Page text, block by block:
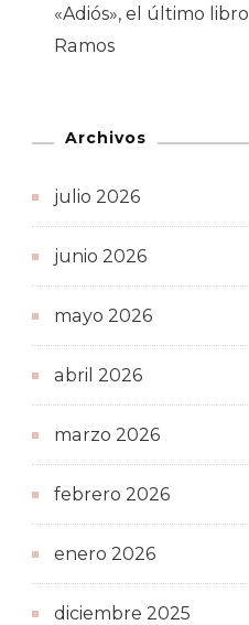
«Adiós», el último
Ramos
Archivos
julio 2026
junio 2026
mayo 2026
abril 2026
marzo 2026
febrero 2026
enero 2026
diciembre 2025